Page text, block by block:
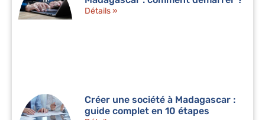
Détails »
Créer une société à Madagascar :
guide complet en 10 étapes